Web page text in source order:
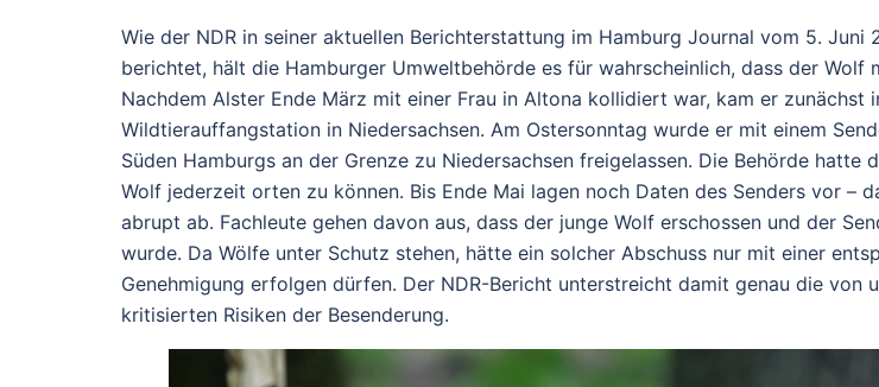
Wie der NDR in seiner aktuellen Berichterstattung im Hamburg Journal vom 5. Juni
berichtet, hält die Hamburger Umweltbehörde es für wahrscheinlich, dass der Wolf
Nachdem Alster Ende März mit einer Frau in Altona kollidiert war, kam er zunächst
Wildtierauffangstation in Niedersachsen. Am Ostersonntag wurde er mit einem
Süden Hamburgs an der Grenze zu Niedersachsen freigelassen. Die Behörde hatte
Wolf jederzeit orten zu können. Bis Ende Mai lagen noch Daten des Senders vor –
abrupt ab. Fachleute gehen davon aus, dass der junge Wolf erschossen und der
wurde. Da Wölfe unter Schutz stehen, hätte ein solcher Abschuss nur mit einer
Genehmigung erfolgen dürfen. Der NDR-Bericht unterstreicht damit genau die von
kritisierten Risiken der Besenderung.